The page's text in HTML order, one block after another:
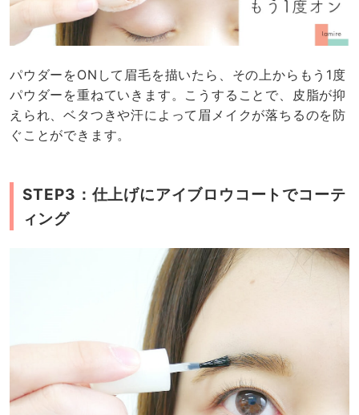
パウダーをONして眉毛を描いたら、その上からもう1度
パウダーを重ねていきます。こうすることで、皮脂が抑
えられ、ベタつきや汗によって眉メイクが落ちるのを防
ぐことができます。
STEP3：仕上げにアイブロウコートでコーテ
ィング